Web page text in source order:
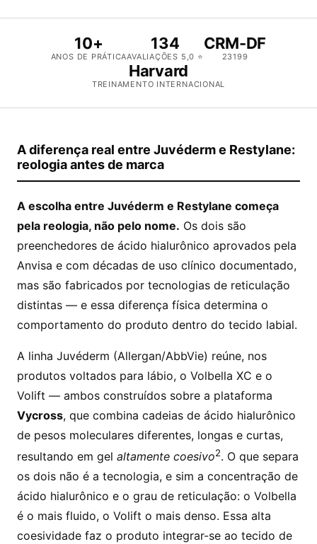
10+
ANOS DE PRÁTICA
134
AVALIAÇÕES 5,0 ⭐
CRM-DF
23199
Harvard
TREINAMENTO INTERNACIONAL
A diferença real entre Juvéderm e Restylane:
reologia antes de marca
A escolha entre Juvéderm e Restylane começa
pela reologia, não pelo nome. Os dois são
preenchedores de ácido hialurônico aprovados pela
Anvisa e com décadas de uso clínico documentado,
mas são fabricados por tecnologias de reticulação
distintas — e essa diferença física determina o
comportamento do produto dentro do tecido labial.
A linha Juvéderm (Allergan/AbbVie) reúne, nos
produtos voltados para lábio, o Volbella XC e o
Volift — ambos construídos sobre a plataforma
Vycross, que combina cadeias de ácido hialurônico
de pesos moleculares diferentes, longas e curtas,
resultando em gel altamente coesivo2. O que separa
os dois não é a tecnologia, e sim a concentração de
ácido hialurônico e o grau de reticulação: o Volbella
é o mais fluido, o Volift o mais denso. Essa alta
coesividade faz o produto integrar-se ao tecido de